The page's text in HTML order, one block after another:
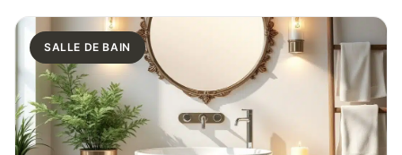
SALLE DE BAIN